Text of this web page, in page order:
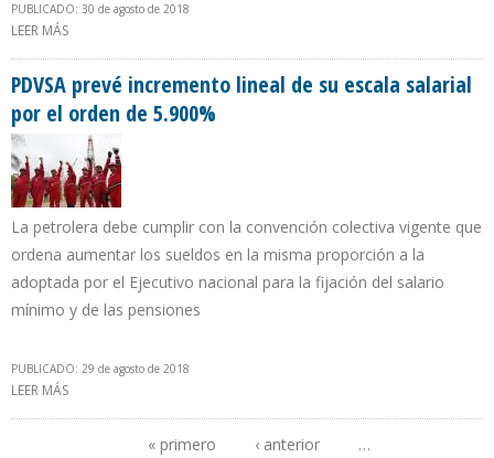
PUBLICADO: 30 de agosto de 2018
LEER MÁS
PDVSA prevé incremento lineal de su escala salarial
por el orden de 5.900%
La petrolera debe cumplir con la convención colectiva vigente que
ordena aumentar los sueldos en la misma proporción a la
adoptada por el Ejecutivo nacional para la fijación del salario
mínimo y de las pensiones
PUBLICADO: 29 de agosto de 2018
LEER MÁS
« primero ‹ anterior
…